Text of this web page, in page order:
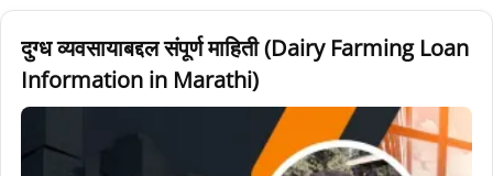
दुग्ध व्यवसायाबद्दल संपूर्ण माहिती (Dairy Farming Loan
Information in Marathi)
दुग्ध
व्यवसायाबद्दल
संपूर्ण
(Dairy